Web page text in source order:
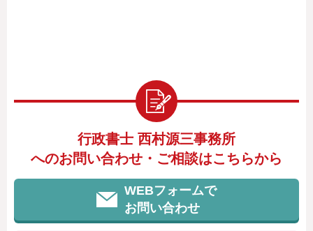
行政書士 西村源三事務所
へのお問い合わせ・ご相談はこちらから
WEBフォームで
お問い合わせ